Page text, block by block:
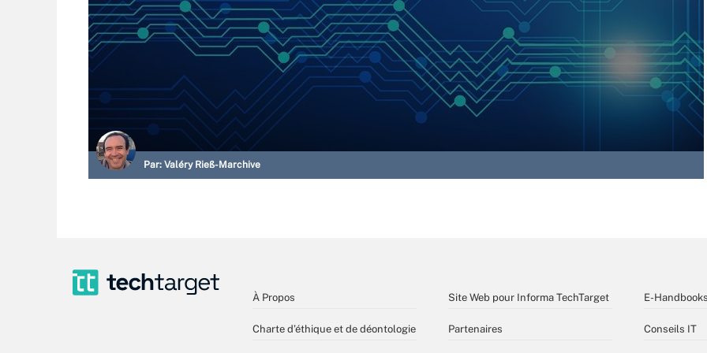
Par: Valéry Rieß-Marchive
À Propos
Charte d’éthique et de déontologie
Site Web pour Informa TechTarget
Partenaires
E-
Conseils IT